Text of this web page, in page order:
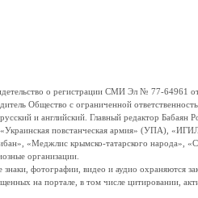
о регистрации СМИ Эл № 77-64961
Общество с ограниченной
и английский. Главный редактор
«Украинская повстанческая армия» (УПА),
«Меджлис крымско-татарского народа»,
организации.
фотографии, видео и аудио
на портале, в том числе цитировании,